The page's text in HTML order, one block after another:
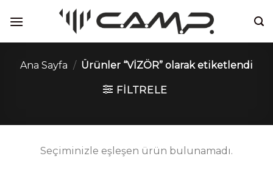
atla
Ana Sayfa / Ürünler “VİZÖR” olarak etiketlendi
FILTRELE
Seçiminizle eşleşen ürün bulunamadı.